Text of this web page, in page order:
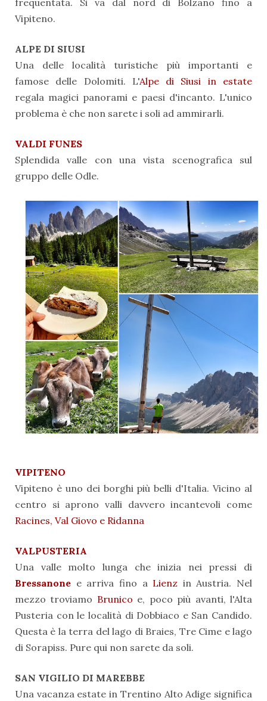
frequentata. Si va dal nord di Bolzano fino a
Vipiteno.
ALPE DI SIUSI
Una delle località turistiche più importanti e
famose delle Dolomiti. L'Alpe di Siusi in estate
regala magici panorami e paesi d'incanto. L'unico
problema è che non sarete i soli ad ammirarli.
VALDI FUNES
Splendida valle con una vista scenografica sul
gruppo delle Odle.
VIPITENO
Vipiteno è uno dei borghi più belli d'Italia. Vicino al
centro si aprono valli davvero incantevoli come
Racines, Val Giovo e Ridanna
VALPUSTERIA
Una valle molto lunga che inizia nei pressi di
Bressanone e arriva fino a Lienz in Austria. Nel
mezzo troviamo Brunico e, poco più avanti, l'Alta
Pusteria con le località di Dobbiaco e San Candido.
Questa è la terra del lago di Braies, Tre Cime e lago
di Sorapiss. Pure qui non sarete da soli.
SAN VIGILIO DI MAREBBE
Una vacanza estate in Trentino Alto Adige significa